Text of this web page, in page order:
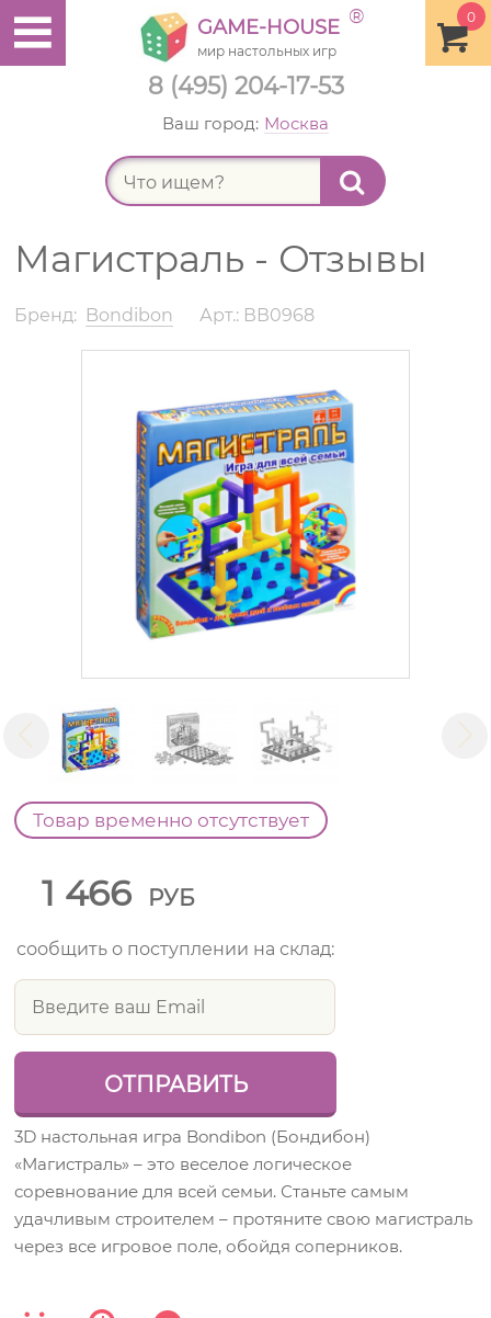
8 (495) 204-17-53
0
GAME-HOUSE ®
мир настольных игр
Ваш город: Москва
Магистраль - Отзывы
Бренд: Bondibon Арт.: ВВ0968
Товар временно отсутствует
1 466 РУБ
сообщить о поступлении на склад:
3D настольная игра Bondibon (Бондибон)
«Магистраль» – это веселое логическое
соревнование для всей семьи. Станьте самым
удачливым строителем – протяните свою магистраль
через все игровое поле, обойдя соперников.